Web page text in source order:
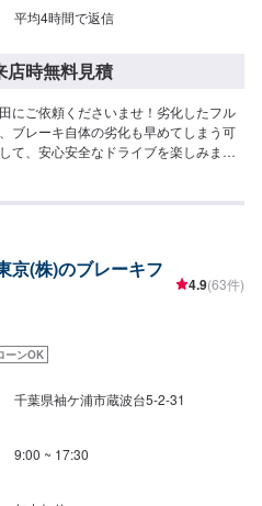
平均4時間で返信
店時無料見積
にご依頼くださいませ！劣化したフル
ブレーキ自体の劣化も早めてしまう可
て、安心安全なドライブを楽しみまし
京(株)のブレーキフ
4.9(63件)
ーンOK
千葉県袖ケ浦市蔵波台5-2-31
9:00 ~ 17:30